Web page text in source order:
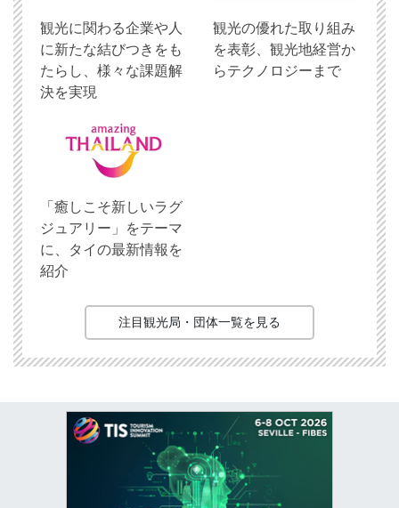
観光に関わる企業や人
に新たな結びつきをも
たらし、様々な課題解
決を実現
観光の優れた取り組み
を表彰、観光地経営か
らテクノロジーまで
「癒しこそ新しいラグ
ジュアリー」をテーマ
に、タイの最新情報を
紹介
注目観光局・団体一覧を見る